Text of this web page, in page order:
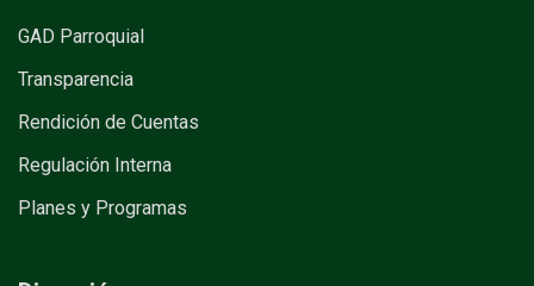
GAD Parroquial
Transparencia
Rendición de Cuentas
Regulación Interna
Planes y Programas